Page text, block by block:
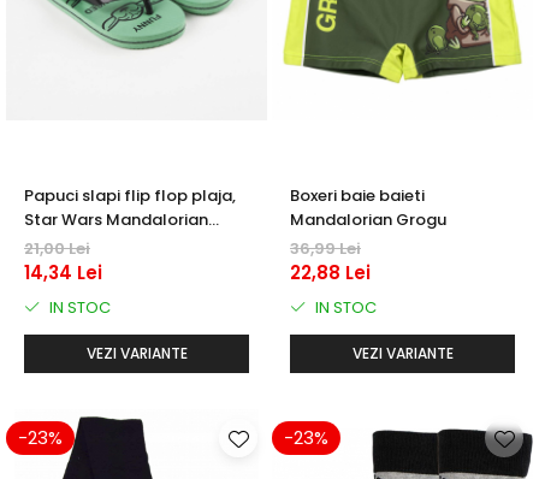
Papuci slapi flip flop plaja,
Star Wars Mandalorian
Grogu
21,00 Lei
14,34 Lei
IN STOC
VEZI VARIANTE
Boxeri baie baieti
Mandalorian Grogu
36,99 Lei
22,88 Lei
IN STOC
VEZI VARIANTE
-23% -23%